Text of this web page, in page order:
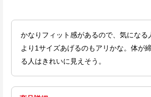
かなりフィット感があるので、気になる
より1サイズあげるのもアリかな。体が
る人はきれいに見えそう。